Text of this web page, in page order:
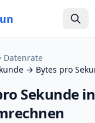
Datenrate
→ Bytes pro
Sekunde